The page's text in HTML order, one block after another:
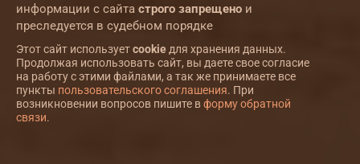
информации с сайта строго запрещено и
преследуется в судебном порядке
Этот сайт используетcookie для хранения данных.
Продолжая использовать сайт, вы даете свое согласие
на работу с этими файлами, а так же принимаете все
пункты пользовательского соглашения. При
возникновении вопросов пишите вформу обратной
связи.